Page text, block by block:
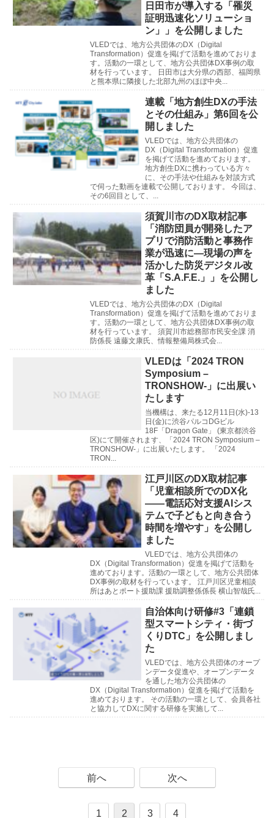
日田市が導入する「罹災
証明迅速化ソリューショ
ン」」を公開しました
VLEDでは、地方公共団体のDX（Digital
Transformation）促進を掲げて活動を進めておりま
す。活動の一環として、地方公共団体DX事例の取
材を行っています。 日田市は大分県の西部、福岡県
と熊本県に隣接した北部九州のほぼ中央...
連載「地方創生DXの手法
とその仕組み」第6回を公
開しました
VLEDでは、地方公共団体の
DX（Digital Transformation）促進
を掲げて活動を進めております。
地方創生DXに携わっている方々
に、その手法や仕組みを対談方式
で伺った動画を連載で公開しております。 今回は、
その6回目として、...
須賀川市のDX取材記事
「消防団員が開発したア
プリで消防活動と事務作
業が迅速に―現場の声を
活かした防災デジタル改
革「S.A.F.E.」」を公開し
ました
VLEDでは、地方公共団体のDX（Digital
Transformation）促進を掲げて活動を進めておりま
す。活動の一環として、地方公共団体DX事例の取
材を行っています。 須賀川市総務部市民安全課 消
防係長 遠藤文康氏、情報整備局株式会...
VLEDは「2024 TRON
Symposium –
TRONSHOW-」に出展い
たします
当機構は、来たる12月11日(水)-13
日(金)に渋谷パルコDGビル
18F「Dragon Gate」 (東京都渋谷
区)にて開催されます、「2024 TRON Symposium –
TRONSHOW-」に出展いたします。 「2024
TRON...
江戸川区のDX取材記事
「児童相談所でのDX化
――電話応対支援AIシス
テムで子どもと向き合う
時間を増やす」を公開し
ました
VLEDでは、地方公共団体の
DX（Digital Transformation）促進を掲げて活動を
進めております。活動の一環として、地方公共団体
DX事例の取材を行っています。 江戸川区児童相談
所はあとポート援助課 援助調整係係長 横山智哉氏...
自治体向け研修#3「連鎖
型スマートシティ・街づ
くりDTC」を公開しまし
た
VLEDでは、地方公共団体のオープ
ンデータ促進や、オープンデータ
を通した地方公共団体の
DX（Digital Transformation）促進を掲げて活動を
進めております。 その活動の一環として、会員各社
と協力してDXに関する研修を実施して...
前へ 次へ
1 2 3 4